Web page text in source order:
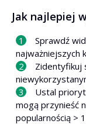
Jak najlepiej
Sprawdź
najważniejszych
Zidentyfikuj
Ustal
mogą przynieść
popularnością >